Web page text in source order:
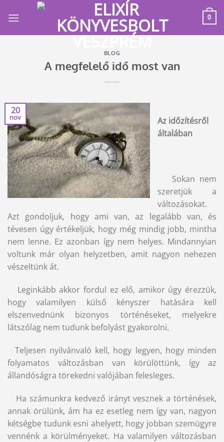
0
BLOG
A megfelelő idő most van
20
nov
Az időzítésről
általában
Sokan nem
szeretjük a
változásokat.
Azt gondoljuk, hogy ami van, az legalább van, és
tévesen úgy értékeljük, hogy még mindig jobb, mintha
nem lenne. Ez azonban így nem helyes. Mindannyian
voltunk már olyan helyzetben, amit nagyon nehezen
vészeltünk át.
Leginkább akkor fordul ez elő, amikor úgy érezzük,
hogy valamilyen külső kényszer hatására kell
elszenvednünk bizonyos történéseket, melyekre
látszólag nem tudunk befolyást gyakorolni.
Teljesen nyilvánvaló kell, hogy legyen, hogy minden
folyamatos változásban van körülöttünk, így az
állandóságra törekedni valójában felesleges.
Ha számunkra kedvező irányt vesznek a történések,
annak örülünk, ám ha ez esetleg nem így van, nagyon
kétségbe tudunk esni ahelyett, hogy jobban szemügyre
vennénk a körülményeket. Ha valamilyen változásban